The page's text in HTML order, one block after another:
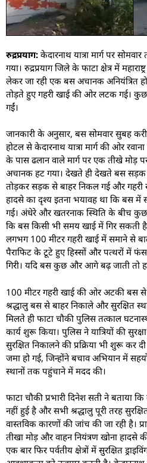
रुद्रप्रयाग: केदारनाथ यात्रा मार्ग पर
गया। रुद्रप्रयाग जिले के फाटा क्षेत्र में
लेकर जा रही एक बस अचानक अनियंत्रित
तोड़ते हुए गहरी खाई की ओर लटक गई। कुछ
गईं।
जानकारी के अनुसार, बस सोमवार सुबह
होटल से केदारनाथ यात्रा मार्ग की ओर
के पास ढलान वाले मार्ग पर एक तीखे मोड़
अचानक हट गया। देखते ही देखते बस सड़क
तोड़कर सड़क से बाहर निकल गई और
हादसे का दृश्य इतना भयावह था कि बस में
गई। अंधेरे और खतरनाक स्थिति के बीच कुछ
कि बस किसी भी समय खाई में गिर सकती
लगभग 100 मीटर गहरी खाई में समाने से
पैराफिट के टूटे हुए हिस्सों और पत्थरों में
गिरी। यदि बस कुछ और आगे बढ़ जाती तो
100 मीटर गहरी खाई की ओर अटकी बस
श्रद्धालु बस से बाहर निकाले और सुरक्षित
मिलते ही फाटा चौकी पुलिस तत्काल
कार्य शुरू किया। पुलिस ने यात्रियों की
सुरक्षित निकालने की प्रक्रिया भी शुरू कर
जमा हो गई, जिन्होंने बचाव अभियान में
स्थानों तक पहुंचाने में मदद की।
फाटा चौकी प्रभारी दिनेश सती ने बताया
नहीं हुई है और सभी श्रद्धालु पूरी तरह
वास्तविक कारणों की जांच की जा रही है।
तीखा मोड़ और वाहन नियंत्रण खोना हादसे
एक बार फिर पर्वतीय क्षेत्रों में सुरक्षित